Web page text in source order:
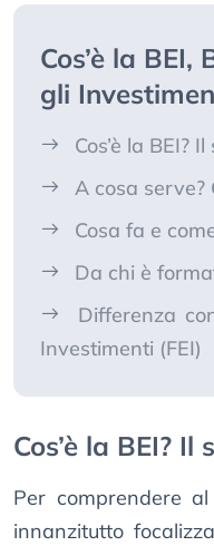
Cos’è la
gli
Cos’è la BEI?
A cosa serve?
Cosa fa e
Da chi è
Differenza
Investimenti (FEI)
Cos’è la BEI?
Per comprendere
innanzitutto